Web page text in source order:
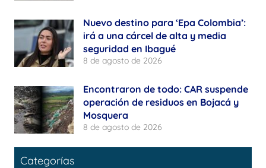
Nuevo destino para ‘Epa Colombia’:
irá a una cárcel de alta y media
seguridad en Ibagué
8 de agosto de 2026
Encontraron de todo: CAR suspende
operación de residuos en Bojacá y
Mosquera
8 de agosto de 2026
Categorías